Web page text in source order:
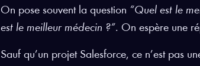
On pose souvent la question “Quel est le
est le meilleur médecin ?”. On espère une
Sauf qu’un projet Salesforce, ce n’est pas